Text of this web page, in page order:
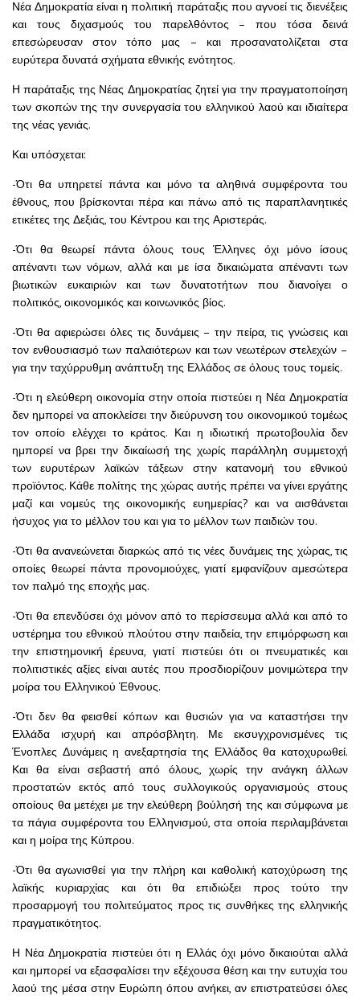
Νέα Δημοκρατία είναι η πολιτική παράταξις που αγνοεί τις διενέξεις
και τους διχασμούς του παρελθόντος – που τόσα δεινά
επεσώρευσαν στον τόπο μας – και προσανατολίζεται στα
ευρύτερα δυνατά σχήματα εθνικής ενότητος.
Η παράταξις της Νέας Δημοκρατίας ζητεί για την πραγματοποίηση
των σκοπών της την συνεργασία του ελληνικού λαού και ιδιαίτερα
της νέας γενιάς.
Και υπόσχεται:
-Ότι θα υπηρετεί πάντα και μόνο τα αληθινά συμφέροντα του
έθνους, που βρίσκονται πέρα και πάνω από τις παραπλανητικές
ετικέτες της Δεξιάς, του Κέντρου και της Αριστεράς.
-Ότι θα θεωρεί πάντα όλους τους Έλληνες όχι μόνο ίσους
απέναντι των νόμων, αλλά και με ίσα δικαιώματα απέναντι των
βιωτικών ευκαιριών και των δυνατοτήτων που διανοίγει ο
πολιτικός, οικονομικός και κοινωνικός βίος.
-Ότι θα αφιερώσει όλες τις δυνάμεις – την πείρα, τις γνώσεις και
τον ενθουσιασμό των παλαιότερων και των νεωτέρων στελεχών –
για την ταχύρρυθμη ανάπτυξη της Ελλάδος σε όλους τους τομείς.
-Ότι η ελεύθερη οικονομία στην οποία πιστεύει η Νέα Δημοκρατία
δεν ημπορεί να αποκλείσει την διεύρυνση του οικονομικού τομέως
τον οποίο ελέγχει το κράτος. Και η ιδιωτική πρωτοβουλία δεν
ημπορεί να βρει την δικαίωσή της χωρίς παράλληλη συμμετοχή
των ευρυτέρων λαϊκών τάξεων στην κατανομή του εθνικού
προϊόντος. Κάθε πολίτης της χώρας αυτής πρέπει να γίνει εργάτης
μαζί και νομεύς της οικονομικής ευημερίας? και να αισθάνεται
ήσυχος για το μέλλον του και για το μέλλον των παιδιών του.
-Ότι θα ανανεώνεται διαρκώς από τις νέες δυνάμεις της χώρας, τις
οποίες θεωρεί πάντα προνομιούχες, γιατί εμφανίζουν αμεσώτερα
τον παλμό της εποχής μας.
-Ότι θα επενδύσει όχι μόνον από το περίσσευμα αλλά και από το
υστέρημα του εθνικού πλούτου στην παιδεία, την επιμόρφωση και
την επιστημονική έρευνα, γιατί πιστεύει ότι οι πνευματικές και
πολιτιστικές αξίες είναι αυτές που προσδιορίζουν μονιμώτερα την
μοίρα του Ελληνικού Έθνους.
-Ότι δεν θα φεισθεί κόπων και θυσιών για να καταστήσει την
Ελλάδα ισχυρή και απρόσβλητη. Με εκσυγχρονισμένες τις
Ένοπλες Δυνάμεις η ανεξαρτησία της Ελλάδος θα κατοχυρωθεί.
Και θα είναι σεβαστή από όλους, χωρίς την ανάγκη άλλων
προστατών εκτός από τους συλλογικούς οργανισμούς στους
οποίους θα μετέχει με την ελεύθερη βούλησή της και σύμφωνα με
τα πάγια συμφέροντα του Ελληνισμού, στα οποία περιλαμβάνεται
και η μοίρα της Κύπρου.
-Ότι θα αγωνισθεί για την πλήρη και καθολική κατοχύρωση της
λαϊκής κυριαρχίας και ότι θα επιδιώξει προς τούτο την
προσαρμογή του πολιτεύματος προς τις συνθήκες της ελληνικής
πραγματικότητος.
Η Νέα Δημοκρατία πιστεύει ότι η Ελλάς όχι μόνο δικαιούται αλλά
και ημπορεί να εξασφαλίσει την εξέχουσα θέση και την ευτυχία του
λαού της μέσα στην Ευρώπη όπου ανήκει, αν επιστρατεύσει όλες